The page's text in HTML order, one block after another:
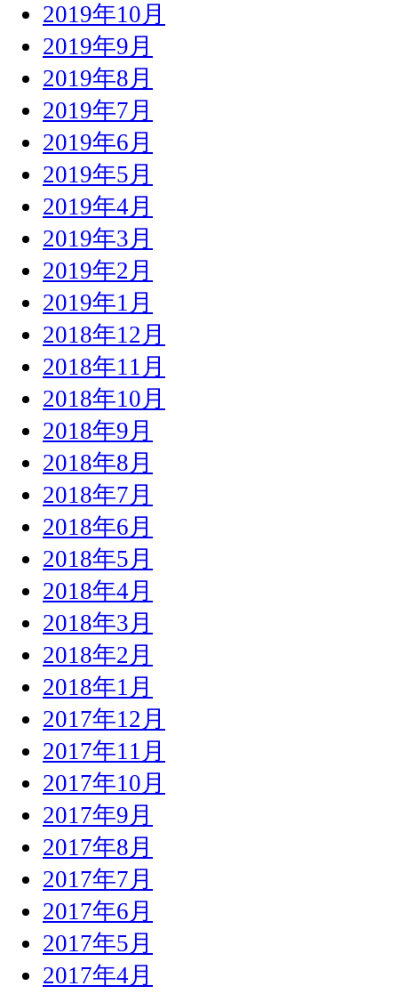
2019年10月
2019年9月
2019年8月
2019年7月
2019年6月
2019年5月
2019年4月
2019年3月
2019年2月
2019年1月
2018年12月
2018年11月
2018年10月
2018年9月
2018年8月
2018年7月
2018年6月
2018年5月
2018年4月
2018年3月
2018年2月
2018年1月
2017年12月
2017年11月
2017年10月
2017年9月
2017年8月
2017年7月
2017年6月
2017年5月
2017年4月